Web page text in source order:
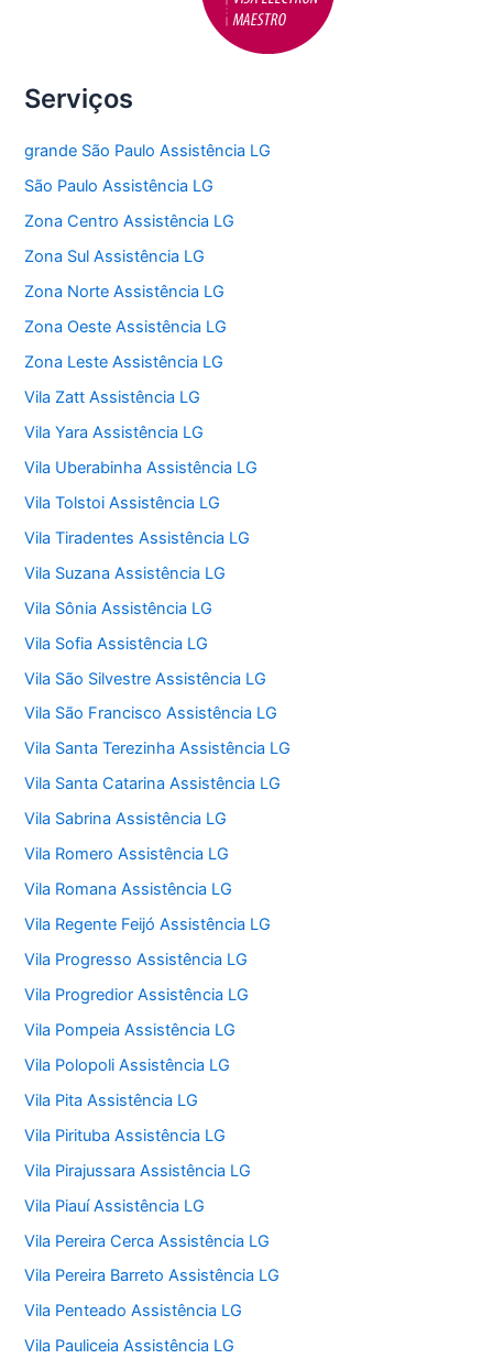
Serviços
grande São Paulo Assistência LG
São Paulo Assistência LG
Zona Centro Assistência LG
Zona Sul Assistência LG
Zona Norte Assistência LG
Zona Oeste Assistência LG
Zona Leste Assistência LG
Vila Zatt Assistência LG
Vila Yara Assistência LG
Vila Uberabinha Assistência LG
Vila Tolstoi Assistência LG
Vila Tiradentes Assistência LG
Vila Suzana Assistência LG
Vila Sônia Assistência LG
Vila Sofia Assistência LG
Vila São Silvestre Assistência LG
Vila São Francisco Assistência LG
Vila Santa Terezinha Assistência LG
Vila Santa Catarina Assistência LG
Vila Sabrina Assistência LG
Vila Romero Assistência LG
Vila Romana Assistência LG
Vila Regente Feijó Assistência LG
Vila Progresso Assistência LG
Vila Progredior Assistência LG
Vila Pompeia Assistência LG
Vila Polopoli Assistência LG
Vila Pita Assistência LG
Vila Pirituba Assistência LG
Vila Pirajussara Assistência LG
Vila Piauí Assistência LG
Vila Pereira Cerca Assistência LG
Vila Pereira Barreto Assistência LG
Vila Penteado Assistência LG
Vila Pauliceia Assistência LG